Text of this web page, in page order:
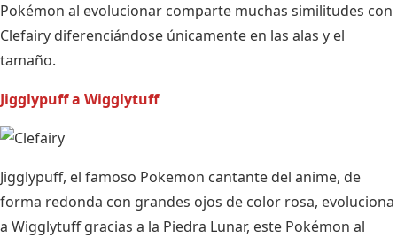
Pokémon al evolucionar comparte muchas similitudes con
Clefairy diferenciándose únicamente en las alas y el
tamaño.
Jigglypuff a Wigglytuff
Jigglypuff, el famoso Pokemon cantante del anime, de
forma redonda con grandes ojos de color rosa, evoluciona
a Wigglytuff gracias a la Piedra Lunar, este Pokémon al